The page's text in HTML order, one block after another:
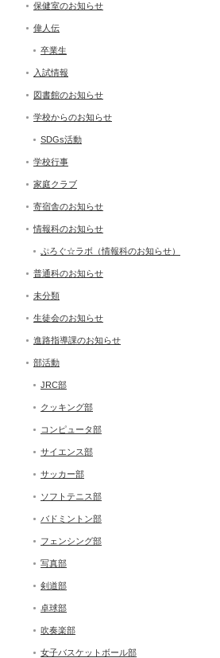
保健室のお知らせ
偉人伝
卒業生
入試情報
図書館のお知らせ
学校からのお知らせ
SDGs活動
学校行事
家庭クラブ
寄宿舎のお知らせ
情報科のお知らせ
ぷろぐ☆ラボ（情報科のお知らせ）
普通科のお知らせ
未分類
生徒会のお知らせ
進路指導課のお知らせ
部活動
JRC部
クッキング部
コンピュータ部
サイエンス部
サッカー部
ソフトテニス部
バドミントン部
フェンシング部
写真部
剣道部
卓球部
吹奏楽部
女子バスケットボール部